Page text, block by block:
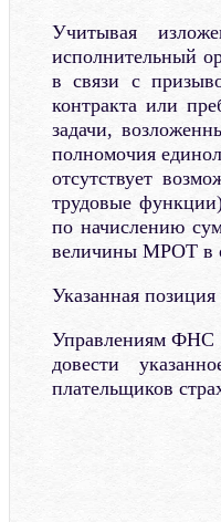
Учитывая
исполнительный
в связи с
контракта или
задачи,
полномочия
отсутствует
трудовые
по начислению
величины МРОТ в
Указанная
Управлениям ФНС
довести
плательщиков